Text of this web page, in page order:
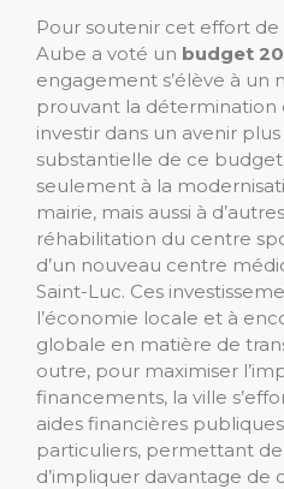
Pour soutenir cet effort
Aube a voté un budget
engagement s’élève à un
prouvant la détermination
investir dans un avenir
substantielle de ce
seulement à la
mairie, mais aussi à
réhabilitation du centre
d’un nouveau centre
Saint-Luc. Ces
l’économie locale et à
globale en matière de
outre, pour maximiser
financements, la ville
aides financières
particuliers, permettant
d’impliquer davantage de